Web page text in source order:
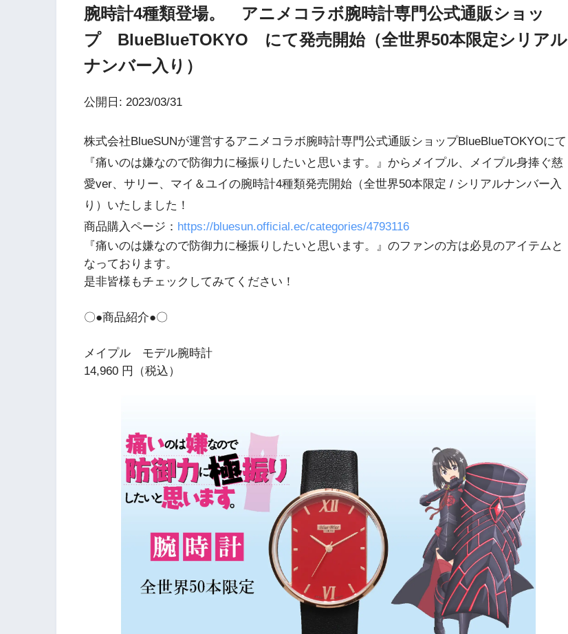
腕時計4種類登場。 アニメコラボ腕時計専門公式通販ショッ
プ BlueBlueTOKYO にて発売開始（全世界50本限定シリアル
ナンバー入り）
公開日: 2023/03/31
株式会社BlueSUNが運営するアニメコラボ腕時計専門公式通販ショップBlueBlueTOKYOにて
『痛いのは嫌なので防御力に極振りしたいと思います。』からメイプル、メイプル身捧ぐ慈
愛ver、サリー、マイ＆ユイの腕時計4種類発売開始（全世界50本限定 / シリアルナンバー入
り）いたしました！
商品購入ページ： https://bluesun.official.ec/categories/4793116
『痛いのは嫌なので防御力に極振りしたいと思います。』のファンの方は必見のアイテムと
なっております。
是非皆様もチェックしてみてください！
〇●商品紹介●〇
メイプル モデル腕時計
14,960 円（税込）